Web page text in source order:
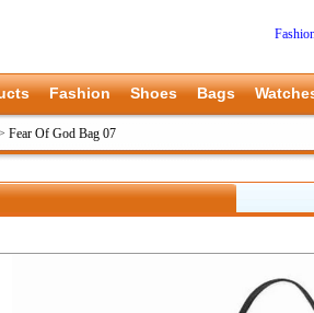
Fashion Shoes Bags
Fear Of God Bag 07